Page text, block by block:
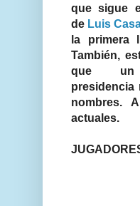
que sigue
de Luis
la primera
También,
que
presidencia
nombres.
actuales.